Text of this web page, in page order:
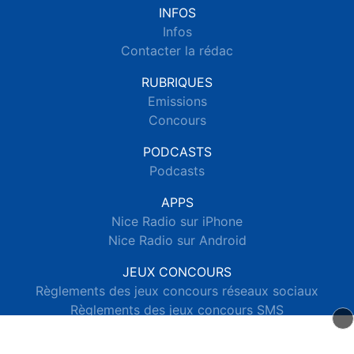
INFOS
Infos
Contacter la rédac
RUBRIQUES
Emissions
Concours
PODCASTS
Podcasts
APPS
Nice Radio sur iPhone
Nice Radio sur Android
JEUX CONCOURS
Règlements des jeux concours réseaux sociaux
Règlements des jeux concours SMS